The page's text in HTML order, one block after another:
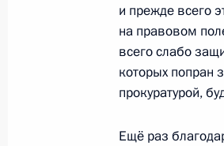
Церемония
«Родительская
13 января 2009
и прежде всего
на правовом
всего слабо
которых попран
прокуратурой,
Ещё раз